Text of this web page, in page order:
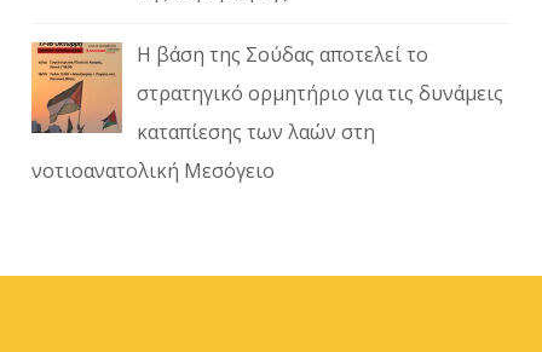
Η βάση της Σούδας αποτελεί το
στρατηγικό ορμητήριο για τις δυνάμεις
καταπίεσης των λαών στη
νοτιοανατολική Μεσόγειο